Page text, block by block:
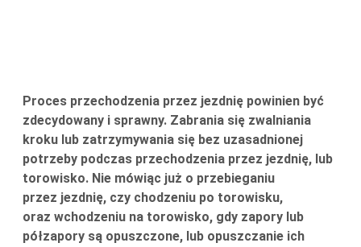
Proces przechodzenia przez jezdnię powinien być
zdecydowany i sprawny. Zabrania się zwalniania
kroku lub zatrzymywania się bez uzasadnionej
potrzeby podczas przechodzenia przez jezdnię, lub
torowisko. Nie mówiąc już o przebieganiu
przez jezdnię, czy chodzeniu po torowisku,
oraz wchodzeniu na torowisko, gdy zapory lub
półzapory są opuszczone, lub opuszczanie ich